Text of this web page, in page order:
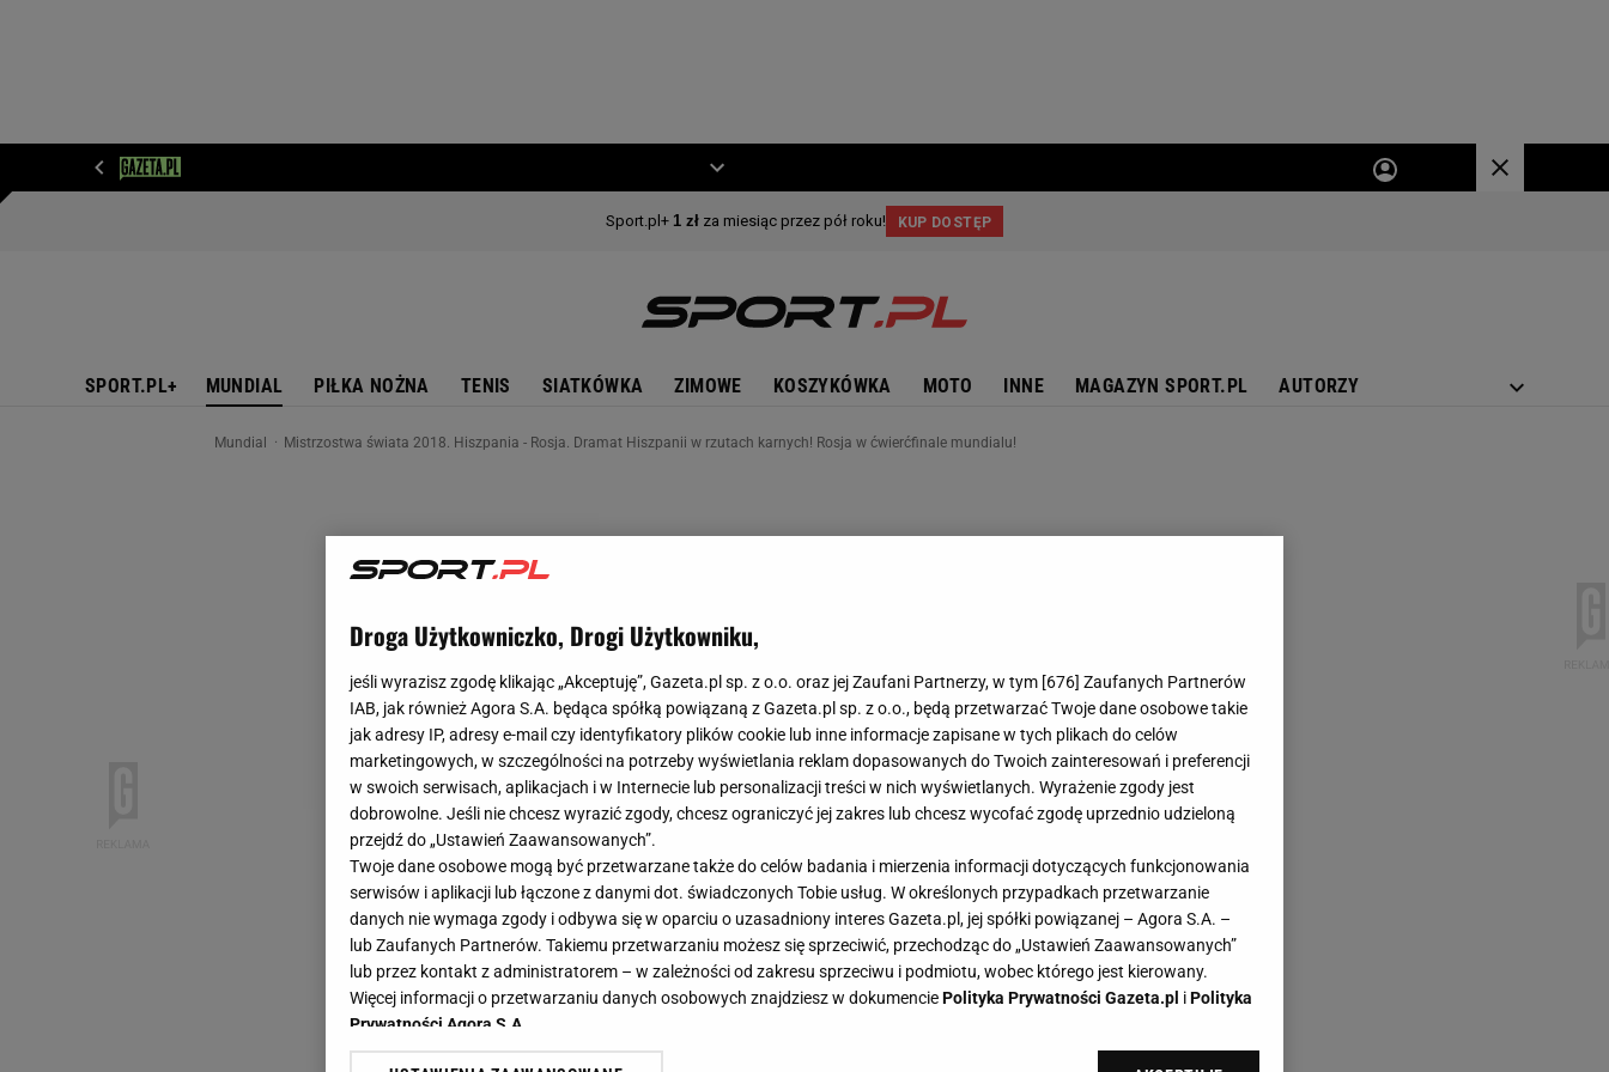
SPORT.PL+ MUNDIAL PIŁKA NOŻNA TENIS SIATKÓWKA ZIMOWE KOSZYKÓWKA MOTO INNE MAGAZYN SPORT.PL AUTORZY
Mundial Mistrzostwa świata 2018. Hiszpania - Rosja. Dramat Hiszpanii w rzutach karnych! Rosja w ćwierćfinale mundialu!
Droga Użytkowniczko, Drogi Użytkowniku,
jeśli wyrazisz zgodę klikając „Akceptuję”, Gazeta.pl sp. z o.o. oraz jej Zaufani Partnerzy, w tym [676] Zaufanych Partnerów
IAB, jak również Agora S.A. będąca spółką powiązaną z Gazeta.pl sp. z o.o., będą przetwarzać Twoje dane osobowe takie
jak adresy IP, adresy e-mail czy identyfikatory plików cookie lub inne informacje zapisane w tych plikach do celów
marketingowych, w szczególności na potrzeby wyświetlania reklam dopasowanych do Twoich zainteresowań i preferencji
w swoich serwisach, aplikacjach i w Internecie lub personalizacji treści w nich wyświetlanych. Wyrażenie zgody jest
dobrowolne. Jeśli nie chcesz wyrazić zgody, chcesz ograniczyć jej zakres lub chcesz wycofać zgodę uprzednio udzieloną
przejdź do „Ustawień Zaawansowanych”.
Twoje dane osobowe mogą być przetwarzane także do celów badania i mierzenia informacji dotyczących funkcjonowania
serwisów i aplikacji lub łączone z danymi dot. świadczonych Tobie usług. W określonych przypadkach przetwarzanie
danych nie wymaga zgody i odbywa się w oparciu o uzasadniony interes Gazeta.pl, jej spółki powiązanej – Agora S.A. –
lub Zaufanych Partnerów. Takiemu przetwarzaniu możesz się sprzeciwić, przechodząc do „Ustawień Zaawansowanych”
lub przez kontakt z administratorem – w zależności od zakresu sprzeciwu i podmiotu, wobec którego jest kierowany.
Więcej informacji o przetwarzaniu danych osobowych znajdziesz w dokumenciePolityka Prywatności Gazeta.pl iPolityka
Prywatności Agora S.A.